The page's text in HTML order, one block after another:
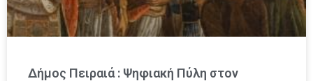
Δήμος Πειραιά : Ψηφιακή Πύλη στον